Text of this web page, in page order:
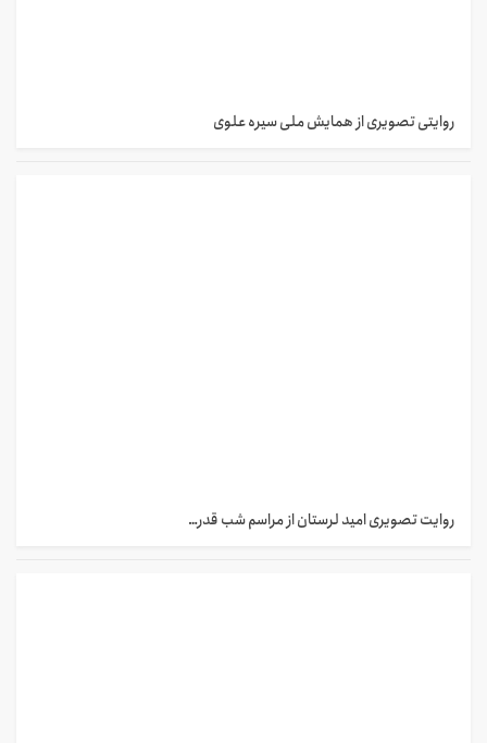
روایتی تصویری از همایش ملی سیره علوی
روایت تصویری امید لرستان از مراسم شب قدر…